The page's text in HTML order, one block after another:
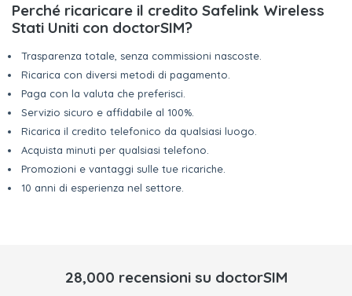
Perché ricaricare il credito Safelink Wireless
Stati Uniti con doctorSIM?
Trasparenza totale, senza commissioni nascoste.
Ricarica con diversi metodi di pagamento.
Paga con la valuta che preferisci.
Servizio sicuro e affidabile al 100%.
Ricarica il credito telefonico da qualsiasi luogo.
Acquista minuti per qualsiasi telefono.
Promozioni e vantaggi sulle tue ricariche.
10 anni di esperienza nel settore.
28,000 recensioni su doctorSIM